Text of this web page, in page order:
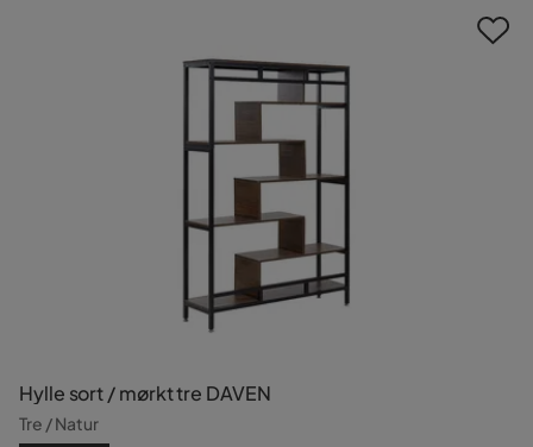
Hylle sort / mørkt tre DAVEN
Tre / Natur